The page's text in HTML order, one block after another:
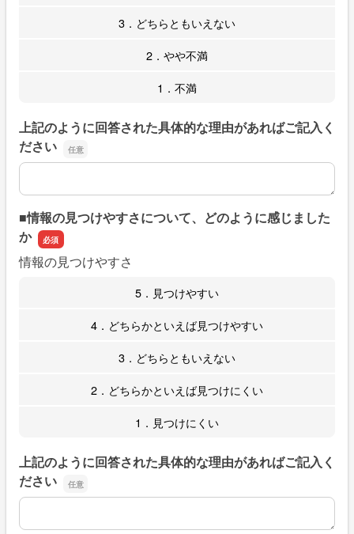
3．どちらともいえない
2．やや不満
1．不満
上記のように回答された具体的な理由があればご記入く
ださい
上記のように回答された具体的な理由があればご記入くだ
■情報の見つけやすさについて、どのように感じました
か
情報の見つけやすさ
5．見つけやすい
4．どちらかといえば見つけやすい
3．どちらともいえない
2．どちらかといえば見つけにくい
1．見つけにくい
上記のように回答された具体的な理由があればご記入く
ださい
上記のように回答された具体的な理由があればご記入くだ